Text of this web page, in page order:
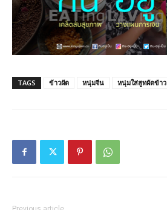
TAGS ข้าวผัด หนุ่มจีน หนุ่มใส่สูทผัดข้าว